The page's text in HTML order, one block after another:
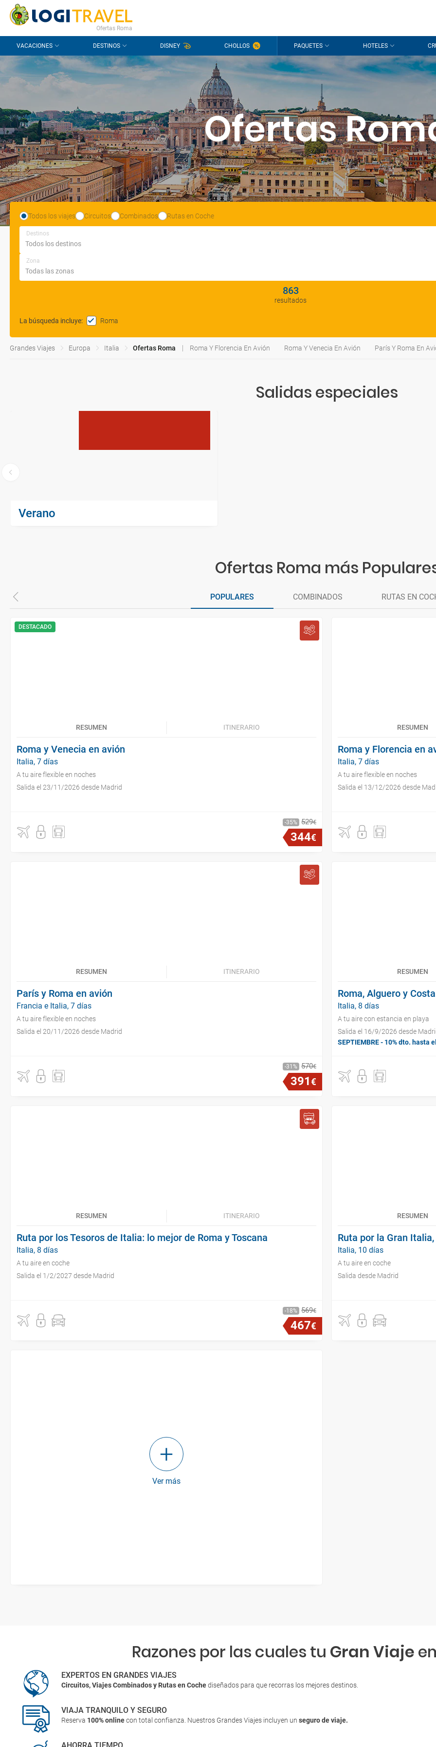
CONTACTO PREGUNTAS FRECUENTES
Ofertas Roma
VACACIONES DESTINOS DISNEY CHOLLOS PAQUETES HOTELES
Ofertas
Todos los viajes Circuitos Combinados Rutas en Coche
Destinos
Zona
863
resultados
La búsqueda incluye: Roma
Grandes Viajes Europa Italia Ofertas Roma Roma Y Florencia En Avión Roma Y Venecia En Avión París Y Roma En
Salidas especiales
Verano
Ofertas Roma más
POPULARES COMBINADOS RUTAS EN
DESTACADO
RESUMEN ITINERARIO
Roma y Venecia en avión
Italia, 7 días
A tu aire flexible en noches
Salida el 23/11/2026 desde Madrid
35 529€
344€
RESUMEN
Roma y Florencia en
Italia, 7 días
A tu aire flexible en noches
Salida el 13/12/2026 desde
RESUMEN ITINERARIO
París y Roma en avión
Francia e Italia, 7 días
A tu aire flexible en noches
Salida el 20/11/2026 desde Madrid
31 570€
391€
RESUMEN
Roma, Alguero y
Italia, 8 días
A tu aire con estancia en playa
Salida el 16/9/2026 desde
SEPTIEMBRE - 10% dto. hasta
RESUMEN ITINERARIO
Ruta por los Tesoros de Italia: lo mejor de Roma y Toscana
Italia, 8 días
A tu aire en coche
Salida el 1/2/2027 desde Madrid
18 569€
467€
RESUMEN
Ruta por la Gran
Italia, 10 días
A tu aire en coche
Salida desde Madrid
Ver más
Razones por las cuales tu Gran Viaje
EXPERTOS EN GRANDES VIAJES
Circuitos, Viajes Combinados y Rutas en Cochediseñados para que recorras los mejores destinos.
VIAJA TRANQUILO Y SEGURO
Reserva 100% onlinecon total confianza. Nuestros Grandes Viajes incluyen unseguro de viaje.